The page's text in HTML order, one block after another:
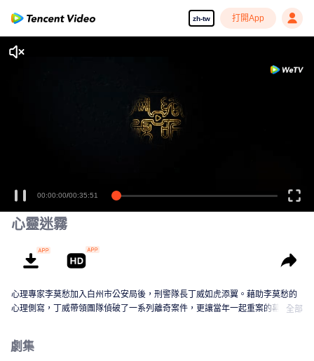
zh-tw 打開App
享受流暢高清劇集
00:00:00/00:35:51
心靈迷霧
心理專家李莫愁加入白州市公安局後，刑警隊長丁威如虎添翼。藉助李莫愁的
心理側寫，丁威帶領團隊偵破了一系列離奇案件，更讓當年一起重案的幕後真
全部
劇集